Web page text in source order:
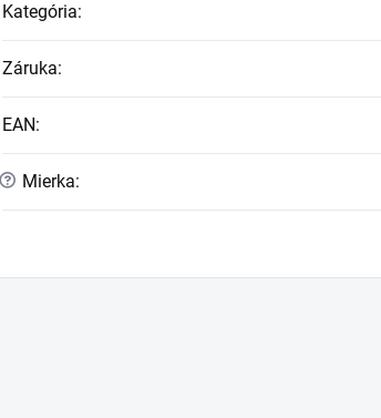
Kategória:
Záruka:
EAN:
? Mierka: